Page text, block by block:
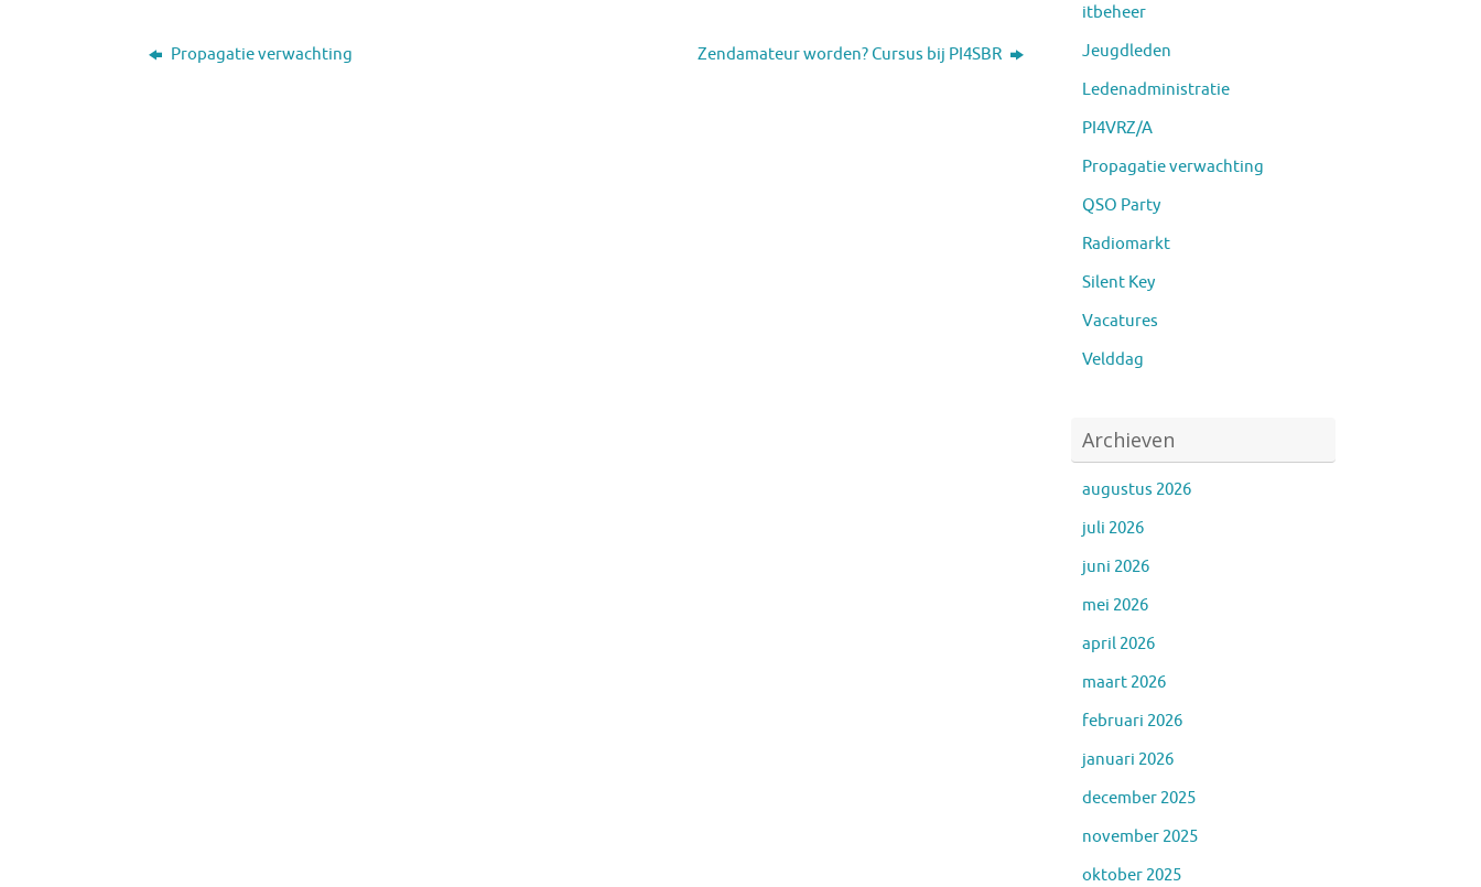
Propagatie verwachting Zendamateur worden? Cursus bij PI4SBR
itbeheer
Jeugdleden
Ledenadministratie
PI4VRZ/A
Propagatie verwachting
QSO Party
Radiomarkt
Silent Key
Vacatures
Velddag
Archieven
augustus 2026
juli 2026
juni 2026
mei 2026
april 2026
maart 2026
februari 2026
januari 2026
december 2025
november 2025
oktober 2025